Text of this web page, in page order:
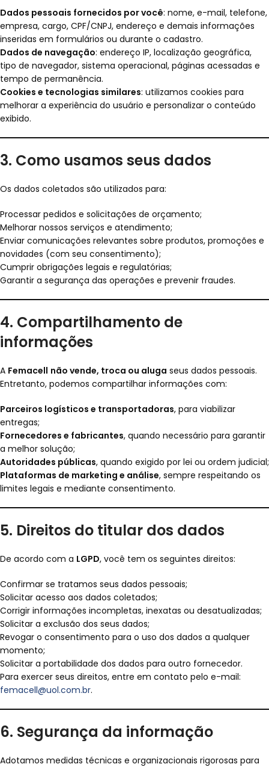
Dados pessoais fornecidos por você: nome, e-mail, telefone,
empresa, cargo, CPF/CNPJ, endereço e demais informações
inseridas em formulários ou durante o cadastro.
Dados de navegação: endereço IP, localização geográfica,
tipo de navegador, sistema operacional, páginas acessadas e
tempo de permanência.
Cookies e tecnologias similares: utilizamos cookies para
melhorar a experiência do usuário e personalizar o conteúdo
exibido.
3. Como usamos seus dados
Os dados coletados são utilizados para:
Processar pedidos e solicitações de orçamento;
Melhorar nossos serviços e atendimento;
Enviar comunicações relevantes sobre produtos, promoções e
novidades (com seu consentimento);
Cumprir obrigações legais e regulatórias;
Garantir a segurança das operações e prevenir fraudes.
4. Compartilhamento de
informações
A Femacell não vende, troca ou aluga seus dados pessoais.
Entretanto, podemos compartilhar informações com:
Parceiros logísticos e transportadoras, para viabilizar
entregas;
Fornecedores e fabricantes, quando necessário para garantir
a melhor solução;
Autoridades públicas, quando exigido por lei ou ordem judicial;
Plataformas de marketing e análise, sempre respeitando os
limites legais e mediante consentimento.
5. Direitos do titular dos dados
De acordo com a LGPD, você tem os seguintes direitos:
Confirmar se tratamos seus dados pessoais;
Solicitar acesso aos dados coletados;
Corrigir informações incompletas, inexatas ou desatualizadas;
Solicitar a exclusão dos seus dados;
Revogar o consentimento para o uso dos dados a qualquer
momento;
Solicitar a portabilidade dos dados para outro fornecedor.
Para exercer seus direitos, entre em contato pelo e-mail:
femacell@uol.com.br.
6. Segurança da informação
Adotamos medidas técnicas e organizacionais rigorosas para